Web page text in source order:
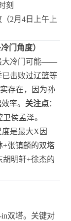
刻
2月4日上午上
门角度）
大冷门可能——
已击败过辽篮等
存在，因为孙
率。 关注点：
侯孟泽。
是最大X因
+张镇麟的双塔
胡明轩+徐杰的
in双塔。关键对